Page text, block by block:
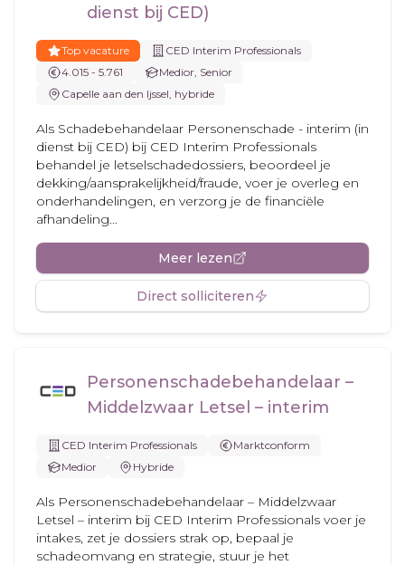
dienst bij CED)
Top vacature
CED Interim Professionals
4.015 - 5.761
Medior, Senior
Capelle aan den Ijssel, hybride
Als Schadebehandelaar Personenschade - interim (in
dienst bij CED) bij CED Interim Professionals
behandel je letselschadedossiers, beoordeel je
dekking/aansprakelijkheid/fraude, voer je overleg en
onderhandelingen, en verzorg je de financiële
afhandeling...
Meer lezen
Direct solliciteren
Personenschadebehandelaar –
Middelzwaar Letsel – interim
CED Interim Professionals
Marktconform
Medior
Hybride
Als Personenschadebehandelaar – Middelzwaar
Letsel – interim bij CED Interim Professionals voer je
intakes, zet je dossiers strak op, bepaal je
schadeomvang en strategie, stuur je het